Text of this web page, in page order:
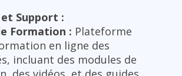
Support :
Formation : Plateforme
en ligne des
incluant des modules de